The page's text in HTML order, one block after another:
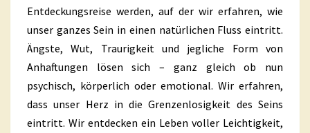
Entdeckungsreise werden, auf der wir erfahren, wie
unser ganzes Sein in einen natürlichen Fluss eintritt.
Ängste, Wut, Traurigkeit und jegliche Form von
Anhaftungen lösen sich – ganz gleich ob nun
psychisch, körperlich oder emotional. Wir erfahren,
dass unser Herz in die Grenzenlosigkeit des Seins
eintritt. Wir entdecken ein Leben voller Leichtigkeit,